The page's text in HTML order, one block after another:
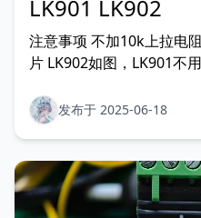
LK901 LK902
注意事项 不加10k上拉电
片 LK902如图，LK901不
发布于 2025-06-18